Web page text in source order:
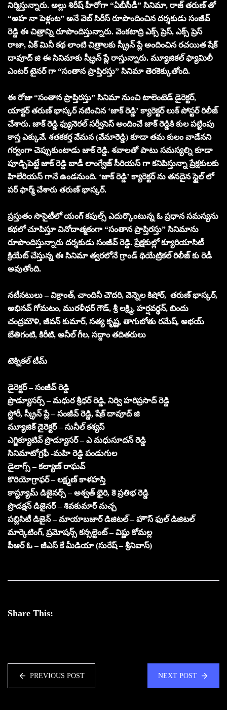
నిర్మిస్తున్నారు. అల్లు శిరీష్ హీరోగా “ఏబీసీడీ” సినిమా, రాజ్ తరుణ్ తో
“అహ నా పెళ్లంట” అనే వెబ్ సిరీస్ రూపొందించిన దర్శకుడు సంజీవ్
రెడ్డి ఈ చిత్రాన్ని రూపొందిస్తున్నారు. వెంకటాద్రి ఎక్స్ ప్రెస్, ఎక్స్ ప్రెస్
రాజా, ఏక్ మినీ కథ లాంటి చిత్రాలకు స్క్రీన్ ప్లే అందించిన రచయిత షేక్
దావూద్ జి ఈ సినిమాకు స్క్రీన్ ప్లే రాస్తున్నారు. మ్యూజికల్ ఫ్యామిలీ
ఎంటర్ టైనర్ గా “సంతాన ప్రాప్తిరస్తు” సినిమా తెరకెక్కుతోంది.
ఈ రోజు “సంతాన ప్రాప్తిరస్తు” సినిమా నుంచి టాలెంటెడ్ డైరెక్టర్,
యాక్టర్ తరుణ్ భాస్కర్ నటించిన ‘జాక్ రెడ్డి’ క్యారెక్టర్ లుక్ పోస్టర్ రిలీజ్
చేశారు. జాక్ రెడ్డి ఫ్యునెరల్ సర్వీసెస్ అందించే జాక్ రెడ్డికి కుల పట్టింపు
కాస్త ఎక్కువే. శతకకర్త వేమన (వేమారెడ్డి) కూడా తమ కులం వాడేనని
గర్వంగా చెప్పుకుంటాడు జాక్ రెడ్డి. శవాలతో పాటు సమస్యల్ని కూడా
పూడ్చిపెట్టే జాక్ రెడ్డి బాడీ లాంగ్వేజ్ సీరియస్ గా కనిపిస్తున్నా ప్రేక్షకులకు
హిలేరియస్ గానే ఉండనుంది. ‘జాక్ రెడ్డి’ క్యారెక్టర్ ను తనదైన స్టైల్ లో
పర్ ఫార్మ్ చేశారు తరుణ్ భాస్కర్.
ప్రస్తుతం సొసైటీలో యంగ్ కపుల్స్ ఎదుర్కొంటున్న ఓ ప్రధాన సమస్యను
కథలో చూపిస్తూ వినోదాత్మకంగా “సంతాన ప్రాప్తిరస్తు” సినిమాను
రూపొందిస్తున్నారు దర్శకుడు సంజీవ్ రెడ్డి. ప్రేక్షకుల్లో క్యూరియాసిటీ
క్రియేట్ చేస్తున్న ఈ సినిమా త్వరలోనే గ్రాండ్ థియేట్రికల్ రిలీజ్ కు రెడీ
అవుతోంది.
నటీనటులు – విక్రాంత్, చాందినీ చౌదరి, వెన్నెల కిషోర్, తరుణ్ భాస్కర్,
అభినవ్ గోమటం, మురళీధర్ గౌడ్, శ్రీ లక్ష్మి, హర్షవర్థన్, బిందు
చంద్రమౌళి, జీవన్ కుమార్, సత్య కృష్ణ, తాగుబోతు రమేష్, అభయ్
బేతిగంటి, కిరీటి, అనీల్ గీల, సద్దాం తదితరులు
టెక్నికల్ టీమ్
డైరెక్టర్ – సంజీవ్ రెడ్డి
ప్రొడ్యూసర్స్ – మధుర శ్రీధర్ రెడ్డి, నిర్వి హరిప్రసాద్ రెడ్డి
స్టోరీ, స్క్రీన్ ప్లే – సంజీవ్ రెడ్డి, షేక్ దావూద్ జి
మ్యూజిక్ డైరెక్టర్ – సునీల్ కశ్యప్
ఎగ్జిక్యూటివ్ ప్రొడ్యూసర్ – ఎ మధుసూదన్ రెడ్డి
సినిమాటోగ్రఫీ -మహి రెడ్డి పండుగుల
డైలాగ్స్ – కల్యాణ్ రాఘవ్
కొరియోగ్రాఫర్ – లక్ష్మణ్ కాళహస్తి
కాస్ట్యూమ్ డిజైనర్స్ – అశ్వత్ భైరి, కె ప్రతిభ రెడ్డి
ప్రొడక్షన్ డిజైనర్ – శివకుమార్ మచ్చ
పబ్లిసిటీ డిజైన్ – మాయాబజార్ డిజిటల్ – హౌస్ ఫుల్ డిజిటల్
మార్కెటింగ్, ప్రమోషన్స్ కన్సల్టెంట్ – విష్ణు కోమల్ల
పీఆర్ ఓ – జీఎస్ కే మీడియా (సురేష్ – శ్రీనివాస్)
Share This:
PREVIOUS POST NEXT POST